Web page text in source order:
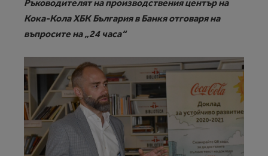
Ръководителят на производствения център на
Кока-Кола ХБК България в Банкя отговаря на
въпросите на „24 часа“